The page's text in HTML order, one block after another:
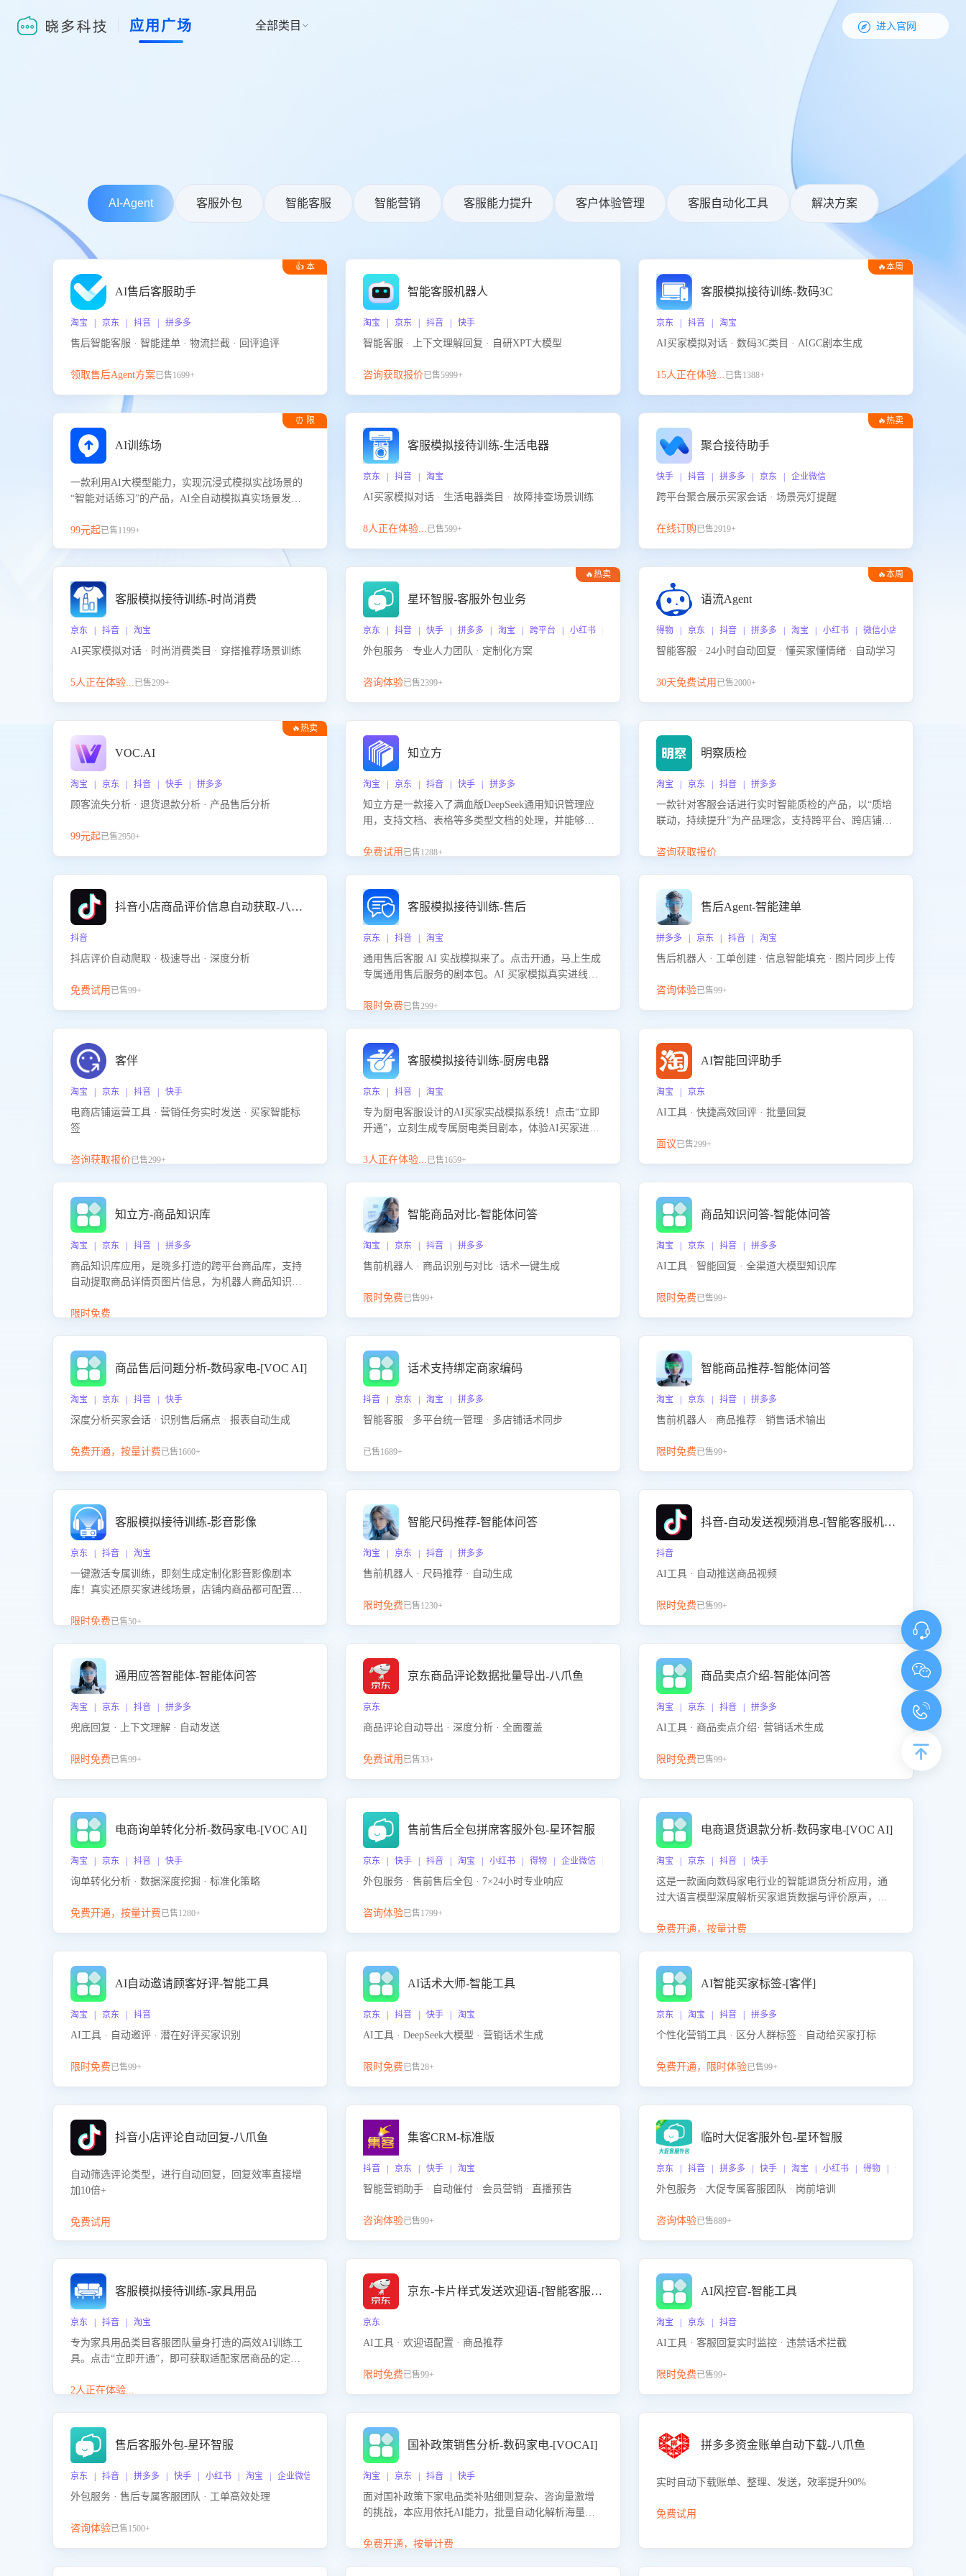
应用广场 全部类目   进入官网
AI-Agent 客服外包 智能客服 智能营销 客服能力提升 客户体验管理 客服自动化工具 解决方案
👍 本
AI售后客服助手
淘宝 | 京东 | 抖音 | 拼多多
售后智能客服 · 智能建单 · 物流拦截 · 回评追评
领取售后Agent方案已售1699+
智能客服机器人
淘宝 | 京东 | 抖音 | 快手
智能客服 · 上下文理解回复 · 自研XPT大模型
咨询获取报价已售5999+
🔥本周
客服模拟接待训练-数码3C
京东 | 抖音 | 淘宝
AI买家模拟对话 · 数码3C类目 · AIGC剧本生成
15人正在体验...已售1388+
⏰ 限
AI训练场
一款利用AI大模型能力，实现沉浸式模拟实战场景的
“智能对话练习”的产品，AI全自动模拟真实场景发生
提升客服团队的销服能力。
99元起已售1199+
客服模拟接待训练-生活电器
京东 | 抖音 | 淘宝
AI买家模拟对话 · 生活电器类目 · 故障排查场景训练
8人正在体验...已售599+
🔥热卖
聚合接待助手
快手 | 抖音 | 拼多多 | 京东 | 企业微信
跨平台聚合展示买家会话 · 场景亮灯提醒
在线订购已售2919+
客服模拟接待训练-时尚消费
京东 | 抖音 | 淘宝
AI买家模拟对话 · 时尚消费类目 · 穿搭推荐场景训练
5人正在体验...已售299+
🔥热卖
星环智服-客服外包业务
京东 | 抖音 | 快手 | 拼多多 | 淘宝 | 跨平台 | 小红书 | 得物 | 企业微信
外包服务 · 专业人力团队 · 定制化方案
咨询体验已售2399+
🔥本周
语流Agent
得物 | 京东 | 抖音 | 拼多多 | 淘宝 | 小红书 | 微信小店 | 快手 | 唯品
智能客服 · 24小时自动回复 · 懂买家懂情绪 · 自动学习
30天免费试用 已售2000+
🔥热卖
VOC.AI
淘宝 | 京东 | 抖音 | 快手 | 拼多多
顾客流失分析 · 退货退款分析 · 产品售后分析
99元起已售2950+
知立方
淘宝 | 京东 | 抖音 | 快手 | 拼多多
知立方是一款接入了满血版DeepSeek通用知识管理应
用，支持文档、表格等多类型文档的处理，并能够基
景提供强大的知识支持，帮助用户高效管理和利用知
免费试用 已售1288+
明察质检
淘宝 | 京东 | 抖音 | 拼多多
一款针对客服会话进行实时智能质检的产品，以“质培
联动，持续提升”为产品理念，支持跨平台、跨店铺的
联动，持续提升客服团队的销服能力。
咨询获取报价
抖音小店商品评价信息自动获取-八爪鱼
抖音
抖店评价自动爬取 · 极速导出 · 深度分析
免费试用 已售99+
客服模拟接待训练-售后
京东 | 抖音 | 淘宝
通用售后客服 AI 实战模拟来了。点击开通，马上生成
专属通用售后服务的剧本包。AI 买家模拟真实进线咨
咨询等售后场景的应对要点，轻松提升服务能力。
限时免费已售299+
售后Agent-智能建单
拼多多 | 京东 | 抖音 | 淘宝
售后机器人 · 工单创建 · 信息智能填充 · 图片同步上传
咨询体验已售99+
客伴
淘宝 | 京东 | 抖音 | 快手
电商店铺运营工具 · 营销任务实时发送 · 买家智能标
签
咨询获取报价已售299+
客服模拟接待训练-厨房电器
京东 | 抖音 | 淘宝
专为厨电客服设计的AI买家实战模拟系统！点击“立即
开通”，立刻生成专属厨电类目剧本，体验AI买家进线
能咨询”等真实场景应对技巧！
3人正在体验...已售1659+
AI智能回评助手
淘宝 | 京东
AI工具 · 快捷高效回评 · 批量回复
面议已售299+
知立方-商品知识库
淘宝 | 京东 | 抖音 | 拼多多
商品知识库应用，是晓多打造的跨平台商品库，支持
自动提取商品详情页图片信息，为机器人商品知识问
商品知识。
限时免费
智能商品对比-智能体问答
淘宝 | 京东 | 抖音 | 拼多多
售前机器人 · 商品识别与对比 ·话术一键生成
限时免费已售99+
商品知识问答-智能体问答
淘宝 | 京东 | 抖音 | 拼多多
AI工具 · 智能回复 · 全渠道大模型知识库
限时免费已售99+
商品售后问题分析-数码家电-[VOC AI]
淘宝 | 京东 | 抖音 | 快手
深度分析买家会话 · 识别售后痛点 · 报表自动生成
免费开通，按量计费已售1660+
话术支持绑定商家编码
抖音 | 京东 | 淘宝 | 拼多多
智能客服 · 多平台统一管理 · 多店铺话术同步
已售1689+
智能商品推荐-智能体问答
淘宝 | 京东 | 抖音 | 拼多多
售前机器人 · 商品推荐 · 销售话术输出
限时免费已售99+
客服模拟接待训练-影音影像
京东 | 抖音 | 淘宝
一键激活专属训练，即刻生成定制化影音影像剧本
库！真实还原买家进线场景，店铺内商品都可配置到
升客服售前转化率。点击 “立即开通”，快速获取影音
限时免费已售50+
智能尺码推荐-智能体问答
淘宝 | 京东 | 抖音 | 拼多多
售前机器人 · 尺码推荐 · 自动生成
限时免费已售1230+
抖音-自动发送视频消息-[智能客服机器人]
抖音
AI工具 · 自动推送商品视频
限时免费已售99+
通用应答智能体-智能体问答
淘宝 | 京东 | 抖音 | 拼多多
兜底回复 · 上下文理解 · 自动发送
限时免费已售99+
京东商品评论数据批量导出-八爪鱼
京东
商品评论自动导出 · 深度分析 · 全面覆盖
免费试用 已售33+
商品卖点介绍-智能体问答
淘宝 | 京东 | 抖音 | 拼多多
AI工具 · 商品卖点介绍· 营销话术生成
限时免费已售99+
电商询单转化分析-数码家电-[VOC AI]
淘宝 | 京东 | 抖音 | 快手
询单转化分析 · 数据深度挖掘 · 标准化策略
免费开通，按量计费已售1280+
售前售后全包拼席客服外包-星环智服
京东 | 快手 | 抖音 | 淘宝 | 小红书 | 得物 | 企业微信 | 跨平台
外包服务 · 售前售后全包 · 7×24小时专业响应
咨询体验已售1799+
电商退货退款分析-数码家电-[VOC AI]
淘宝 | 京东 | 抖音 | 快手
这是一款面向数码家电行业的智能退货分析应用，通
过大语言模型深度解析买家退货数据与评价原声，精
因，并输出可落地的改进建议，通过挖掘用户痛点驱
免费开通，按量计费
AI自动邀请顾客好评-智能工具
淘宝 | 京东 | 抖音
AI工具 · 自动邀评 · 潜在好评买家识别
限时免费已售99+
AI话术大师-智能工具
京东 | 抖音 | 快手 | 淘宝
AI工具 · DeepSeek大模型 · 营销话术生成
限时免费已售28+
AI智能买家标签-[客伴]
京东 | 淘宝 | 抖音 | 拼多多
个性化营销工具 · 区分人群标签 · 自动给买家打标
免费开通，限时体验已售99+
抖音小店评论自动回复-八爪鱼
自动筛选评论类型，进行自动回复，回复效率直接增
加10倍+
免费试用
集客CRM-标准版
抖音 | 京东 | 快手 | 淘宝
智能营销助手 · 自动催付 · 会员营销 · 直播预告
咨询体验已售99+
临时大促客服外包-星环智服
京东 | 抖音 | 拼多多 | 快手 | 淘宝 | 小红书 | 得物 | 企业微信
外包服务 · 大促专属客服团队 · 岗前培训
咨询体验已售889+
客服模拟接待训练-家具用品
京东 | 抖音 | 淘宝
专为家具用品类目客服团队量身打造的高效AI训练工
具。点击“立即开通”，即可获取适配家居商品的定制
客服在家具用品功能、尺寸参数咨询等高频场景下的
2人正在体验...
京东-卡片样式发送欢迎语-[智能客服机器人]
京东
AI工具 · 欢迎语配置 · 商品推荐
限时免费已售99+
AI风控官-智能工具
淘宝 | 京东 | 抖音
AI工具 · 客服回复实时监控 · 违禁话术拦截
限时免费已售99+
售后客服外包-星环智服
京东 | 抖音 | 拼多多 | 快手 | 小红书 | 淘宝 | 企业微信
外包服务 · 售后专属客服团队 · 工单高效处理
咨询体验已售1500+
国补政策销售分析-数码家电-[VOCAI]
淘宝 | 京东 | 抖音 | 快手
面对国补政策下家电品类补贴细则复杂、咨询量激增
的挑战，本应用依托AI能力，批量自动化解析海量客
政策的关注焦点与购买意向，深度洞察决策动因。同
免费开通，按量计费
拼多多资金账单自动下载-八爪鱼
实时自动下载账单、整理、发送，效率提升90%
免费试用